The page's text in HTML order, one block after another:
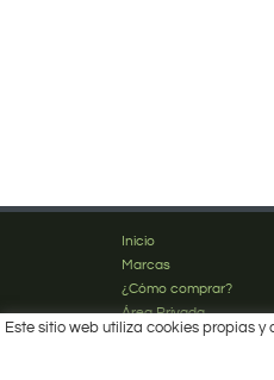
Inicio
Marcas
¿Cómo comprar?
Área Privada
Este sitio web utiliza cookies propias